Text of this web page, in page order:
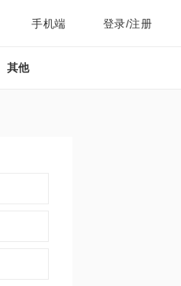
手机端 登录/注册
其他